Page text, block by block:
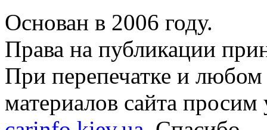
Основан в 2006 году.
Права на публикации
При перепечатке и
материалов сайта просим